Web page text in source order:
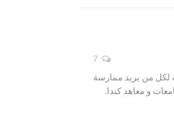
لكل من يريد ممارسة
و معاهد كندا.